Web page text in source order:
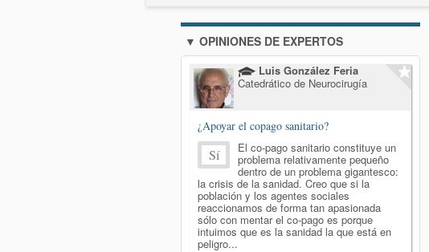
▼ OPINIONES DE EXPERTOS
Luis González Feria
Catedrático de Neurocirugía
¿Apoyar el copago sanitario?
Sí El co-pago sanitario constituye un
problema relativamente pequeño
dentro de un problema gigantesco:
la crisis de la sanidad. Creo que si la
población y los agentes sociales
reaccionamos de forma tan apasionada
sólo con mentar el co-pago es porque
intuimos que es la sanidad la que está en
peligro...